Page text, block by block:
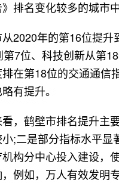
》排名变化较多的城市
2020年的第16位提
7位、科技创新从第
在第18位的交通通信
有提升。
，鹤壁市排名提升主
;二是部分指标水平
构分中心投入建设，
例如，万人有效发明